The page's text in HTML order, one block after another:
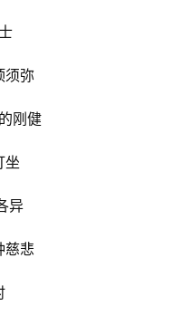
须弥
刚健
坐
异
慈悲